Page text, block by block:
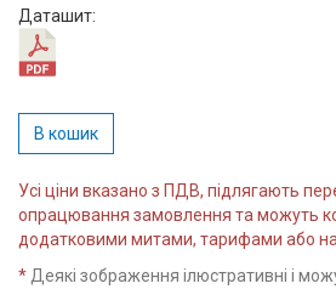
Даташит:
В кошик
Усі ціни вказано з ПДВ, підлягають
опрацювання замовлення та можуть
додатковими митами, тарифами або
* Деякі зображення ілюстративні і